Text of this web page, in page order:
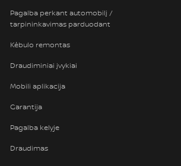
Pagalba perkant automobilį /
tarpininkavimas parduodant
Kėbulo remontas
Draudiminiai įvykiai
Mobili aplikacija
Garantija
Pagalba kelyje
Draudimas